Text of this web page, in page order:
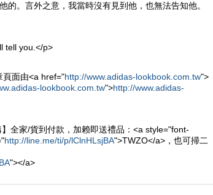
的。言外之意，我當時沒有見到他，也無法告知他。
tell you.</p>
請留言~~</p> 本文章頁面由<a href="http://www.adidas-lookbook.com.tw">
lookbook.com.tw">http://www.adidas-
全家/貨到付款，加赖即送禮品：<a style="font-
http://line.me/ti/p/lClnHLsjBA">TWZO</a>，也可掃二
"></a>